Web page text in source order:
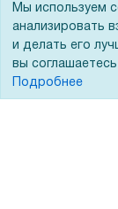
Вакансии
Обратная связь
Мы используем
анализировать
и делать его
вы
Подробнее
Для Вас доступно
заказе этого
Получить